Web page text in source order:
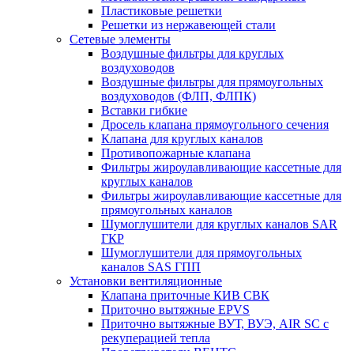
Пластиковые решетки
Решетки из нержавеющей стали
Сетевые элементы
Воздушные фильтры для круглых
воздуховодов
Воздушные фильтры для прямоугольных
воздуховодов (ФЛП, ФЛПК)
Вставки гибкие
Дросель клапана прямоугольного сечения
Клапана для круглых каналов
Противопожарные клапана
Фильтры жироулавливающие кассетные для
круглых каналов
Фильтры жироулавливающие кассетные для
прямоугольных каналов
Шумоглушители для круглых каналов SAR
ГКР
Шумоглушители для прямоугольных
каналов SAS ГПП
Установки вентиляционные
Клапана приточные КИВ СВК
Приточно вытяжные EPVS
Приточно вытяжные ВУТ, ВУЭ, AIR SC с
рекуперацией тепла